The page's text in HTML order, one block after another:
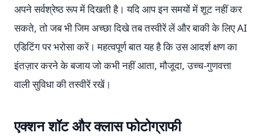
अपने सर्वश्रेष्ठ रूप में दिखती है। यदि आप इन समयों में शूट नहीं कर
सकते, तो जब भी जिम अच्छा दिखे तब तस्वीरें लें और बाकी के लिए AI
एडिटिंग पर भरोसा करें। महत्वपूर्ण बात यह है कि उस आदर्श क्षण का
इंतज़ार करने के बजाय जो कभी नहीं आता, मौजूदा, उच्च-गुणवत्ता
वाली सुविधा की तस्वीरें रखें।
एक्शन शॉट और क्लास फोटोग्राफी